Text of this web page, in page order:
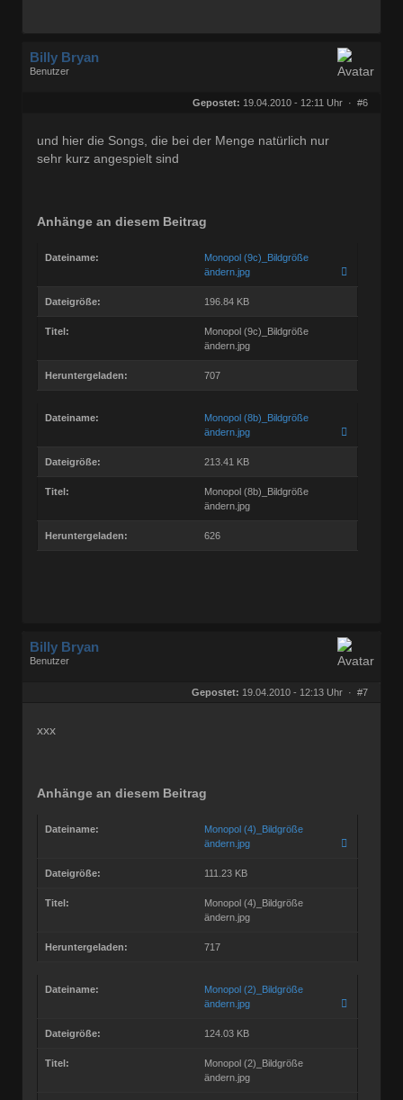
Billy Bryan
Benutzer
Gepostet: 19.04.2010 - 12:11 Uhr · #6
und hier die Songs, die bei der Menge natürlich nur
sehr kurz angespielt sind
Anhänge an diesem Beitrag
Dateiname:
Monopol (9c)_Bildgröße
ändern.jpg
Dateigröße: 196.84 KB
Titel:
Monopol (9c)_Bildgröße
ändern.jpg
Heruntergeladen: 707
Dateiname:
Monopol (8b)_Bildgröße
ändern.jpg
Dateigröße: 213.41 KB
Titel:
Monopol (8b)_Bildgröße
ändern.jpg
Heruntergeladen: 626
Billy Bryan
Benutzer
Gepostet: 19.04.2010 - 12:13 Uhr · #7
xxx
Anhänge an diesem Beitrag
Dateiname:
Monopol (4)_Bildgröße
ändern.jpg
Dateigröße: 111.23 KB
Titel:
Monopol (4)_Bildgröße
ändern.jpg
Heruntergeladen: 717
Dateiname:
Monopol (2)_Bildgröße
ändern.jpg
Dateigröße: 124.03 KB
Titel:
Monopol (2)_Bildgröße
ändern.jpg